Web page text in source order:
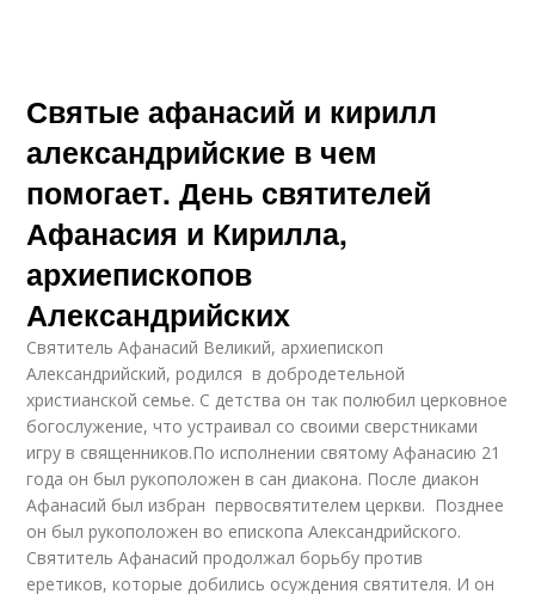
Святые афанасий и кирилл
александрийские в чем
помогает. День святителей
Афанасия и Кирилла,
архиепископов
Александрийских
Святитель Афанасий Великий, архиепископ
Александрийский, родился в добродетельной
христианской семье. С детства он так полюбил церковное
богослужение, что устраивал со своими сверстниками
игру в священников.По исполнении святому Афанасию 21
года он был рукоположен в сан диакона. После диакон
Афанасий был избран первосвятителем церкви. Позднее
он был рукоположен во епископа Александрийского.
Святитель Афанасий продолжал борьбу против
еретиков, которые добились осуждения святителя. И он